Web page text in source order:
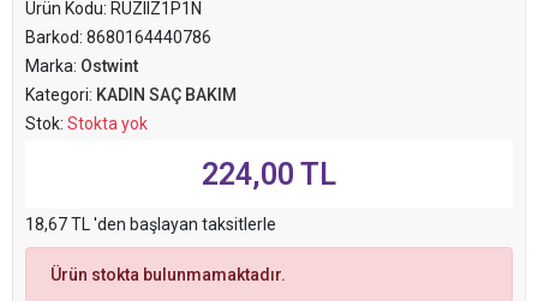
Ürün Kodu: RUZIIZ1P1N
Barkod: 8680164440786
Marka: Ostwint
Kategori: KADIN SAÇ BAKIM
Stok: Stokta yok
224,00 TL
18,67 TL 'den başlayan taksitlerle
Ürün stokta bulunmamaktadır.